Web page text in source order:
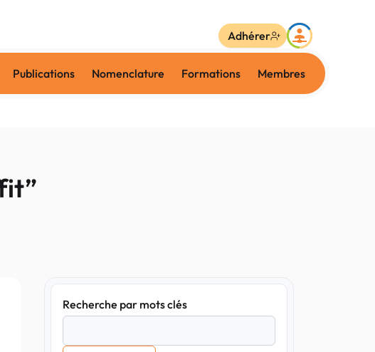
Publications Nomenclature Formations Membres
Adhérer
Recherche par mots clés